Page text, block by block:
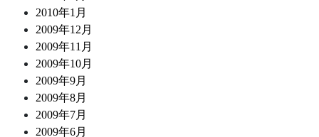
2010年1月
2009年12月
2009年11月
2009年10月
2009年9月
2009年8月
2009年7月
2009年6月